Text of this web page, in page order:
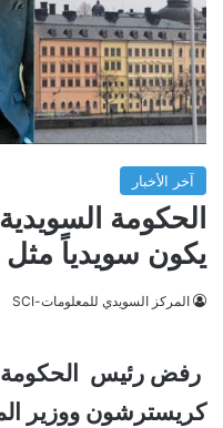
آخر الأخبار
الحكومة
يكون سويدياً
المركز السويدي للمعلومات-SCI
رفض رئيس الحكومة
كريسترشون ووزير